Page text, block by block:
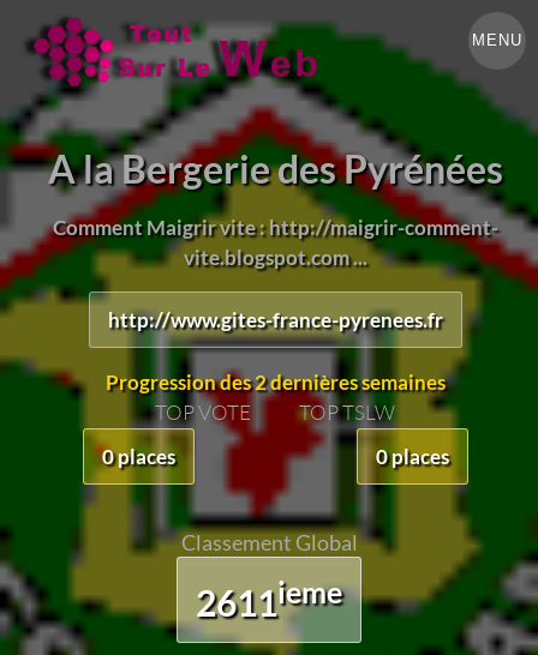
MENU
A la Bergerie des Pyrénées
Comment Maigrir vite : http://maigrir-comment-
vite.blogspot.com ...
http://www.gites-france-pyrenees.fr
Progression des 2 dernières semaines
TOP VOTE
0 places
TOP TSLW
0 places
Classement Global
2611ieme